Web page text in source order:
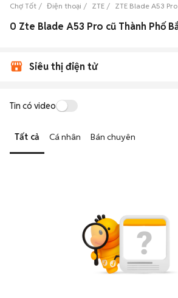
Chợ Tốt Điện thoại ZTE ZTE Blade A53 Pro
Siêu thị điện tử
Tin có video
Tất cả Cá nhân Bán chuyên